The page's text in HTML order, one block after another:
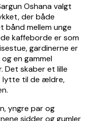
Oshana valgt
der både
bånd mellem unge
kaffeborde er som
gardinerne er
en gammel
Det skaber et lille
lytte til de ældre,
yngre par og
sidder og gumler